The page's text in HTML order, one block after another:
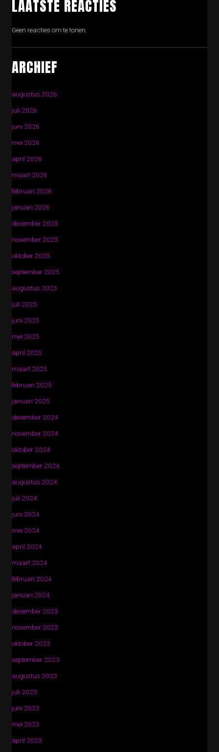
LAATSTE REACTIES
Geen reacties om te tonen.
ARCHIEF
augustus 2026
juli 2026
juni 2026
mei 2026
april 2026
maart 2026
februari 2026
januari 2026
december 2025
november 2025
oktober 2025
september 2025
augustus 2025
juli 2025
juni 2025
mei 2025
april 2025
maart 2025
februari 2025
januari 2025
december 2024
november 2024
oktober 2024
september 2024
augustus 2024
juli 2024
juni 2024
mei 2024
april 2024
maart 2024
februari 2024
januari 2024
december 2023
november 2023
oktober 2023
september 2023
augustus 2023
juli 2023
juni 2023
mei 2023
april 2023